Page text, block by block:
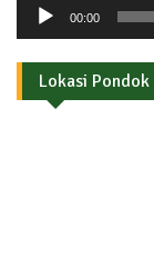
00:00
Lokasi